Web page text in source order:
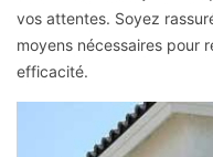
vos attentes. Soyez
moyens nécessaires pour
efficacité.